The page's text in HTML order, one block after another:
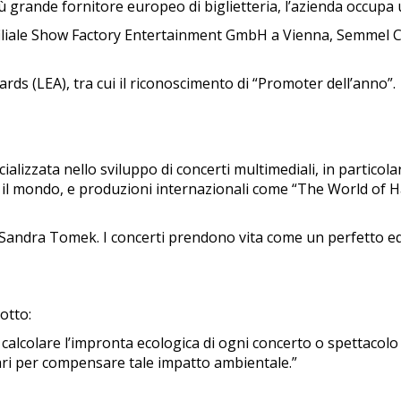
grande fornitore europeo di biglietteria, l’azienda
Show Factory Entertainment GmbH a Vienna,
(LEA), tra cui il riconoscimento di “Promoter dell’anno”.
nello sviluppo di concerti multimediali, in
mondo, e produzioni internazionali come “The World of
Tomek. I concerti prendono vita come un perfetto
l’impronta ecologica di ogni concerto o
per compensare tale impatto ambientale.”